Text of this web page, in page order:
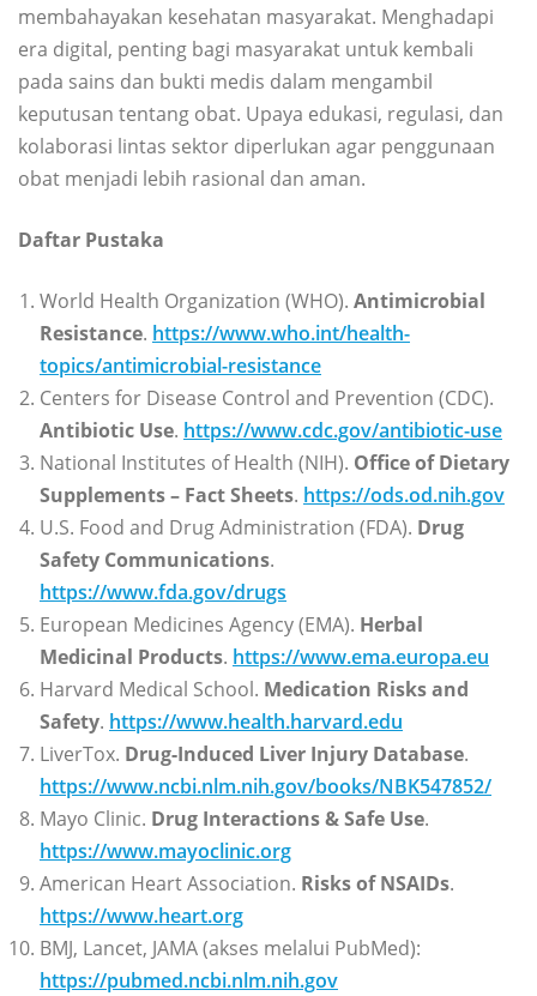
membahayakan kesehatan masyarakat. Menghadapi
era digital, penting bagi masyarakat untuk kembali
pada sains dan bukti medis dalam mengambil
keputusan tentang obat. Upaya edukasi, regulasi, dan
kolaborasi lintas sektor diperlukan agar penggunaan
obat menjadi lebih rasional dan aman.
Daftar Pustaka
World Health Organization (WHO). Antimicrobial
Resistance. https://www.who.int/health-
topics/antimicrobial-resistance
Centers for Disease Control and Prevention (CDC).
Antibiotic Use. https://www.cdc.gov/antibiotic-use
National Institutes of Health (NIH). Office of Dietary
Supplements – Fact Sheets. https://ods.od.nih.gov
U.S. Food and Drug Administration (FDA). Drug
Safety Communications.
https://www.fda.gov/drugs
European Medicines Agency (EMA). Herbal
Medicinal Products. https://www.ema.europa.eu
Harvard Medical School. Medication Risks and
Safety. https://www.health.harvard.edu
LiverTox. Drug-Induced Liver Injury Database.
https://www.ncbi.nlm.nih.gov/books/NBK547852/
Mayo Clinic. Drug Interactions & Safe Use.
https://www.mayoclinic.org
American Heart Association. Risks of NSAIDs.
https://www.heart.org
BMJ, Lancet, JAMA (akses melalui PubMed):
https://pubmed.ncbi.nlm.nih.gov